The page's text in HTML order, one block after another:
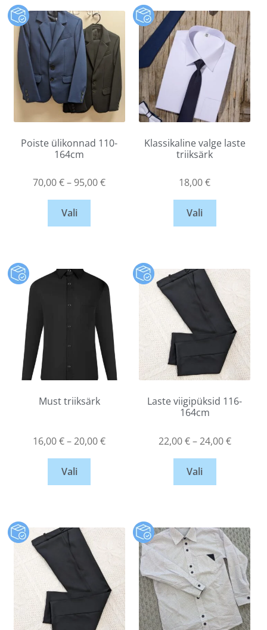
Poiste ülikonnad 110-
164cm
70,00€– 95,00€
Vali
Klassikaline valge laste
triiksärk
18,00€
Vali
Must triiksärk
16,00€–20,00€
Vali
Laste viigipüksid 116-
164cm
22,00€–24,00€
Vali